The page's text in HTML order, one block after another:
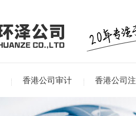
香港公司审计 香港公司